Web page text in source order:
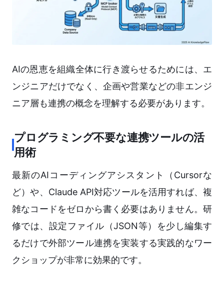
AIの恩恵を組織全体に行き渡らせるためには、エ
ンジニアだけでなく、企画や営業などの非エンジ
ニア層も連携の概念を理解する必要があります。
プログラミング不要な連携ツールの活
用術
最新のAIコーディングアシスタント（Cursorな
ど）や、Claude API対応ツールを活用すれば、複
雑なコードをゼロから書く必要はありません。研
修では、設定ファイル（JSON等）を少し編集す
るだけで外部ツール連携を実装する実践的なワー
クショップが非常に効果的です。